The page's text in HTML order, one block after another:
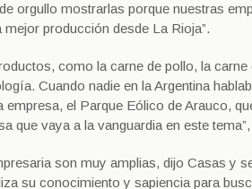
orgullo mostrarlas porque nuestras
producción desde La Rioja”.
como la carne de pollo, la
Cuando nadie en la Argentina
el Parque Eólico de Arauco,
que vaya a la vanguardia en este
son muy amplias, dijo Casas y
su conocimiento y sapiencia para